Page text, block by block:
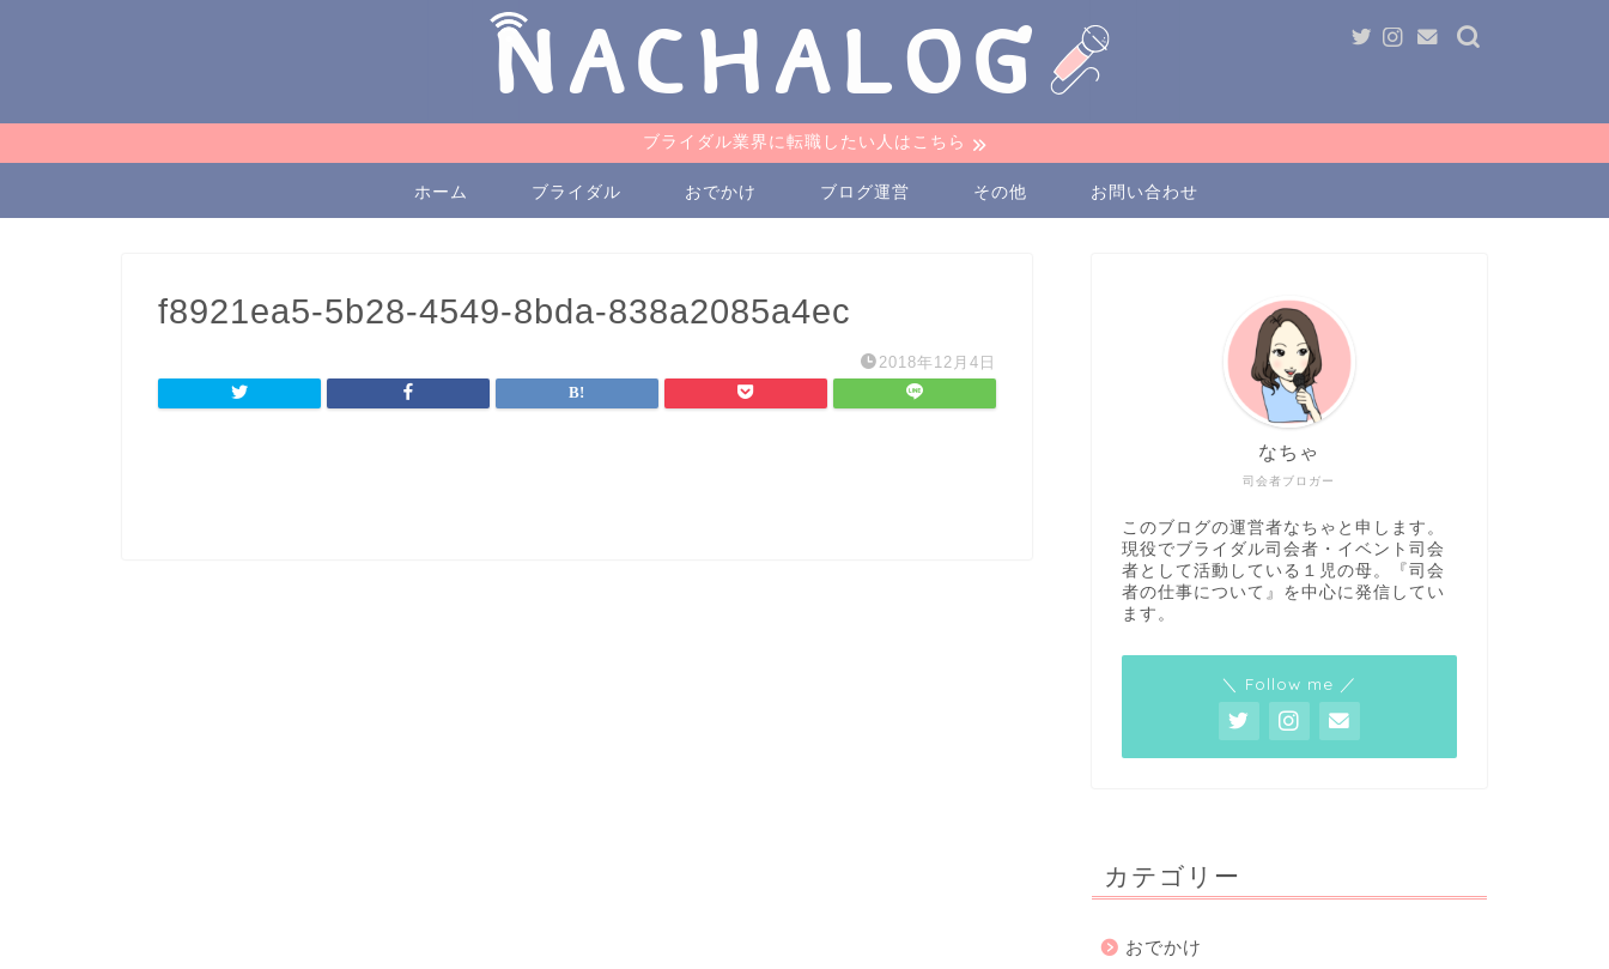
ブライダル業界に転職したい人はこちら
ホーム ブライダル おでかけ ブログ運営 その他 お問い合わせ
f8921ea5-5b28-4549-8bda-838a2085a4ec
2018年12月4日
司会者ブロガー
なちゃ
このブログの運営者なちゃと申します。
現役でブライダル司会者・イベント司会
者として活動している１児の母。『司会
者の仕事について』を中心に発信してい
ます。
＼ Follow me ／
カテゴリー
おでかけ